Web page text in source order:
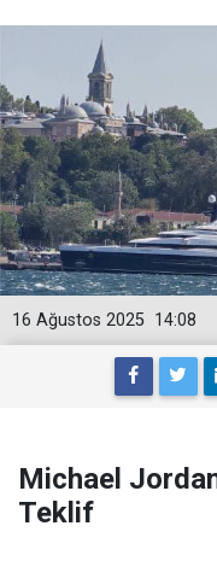
14:08
16 Ağustos 2025
Michael
Teklif